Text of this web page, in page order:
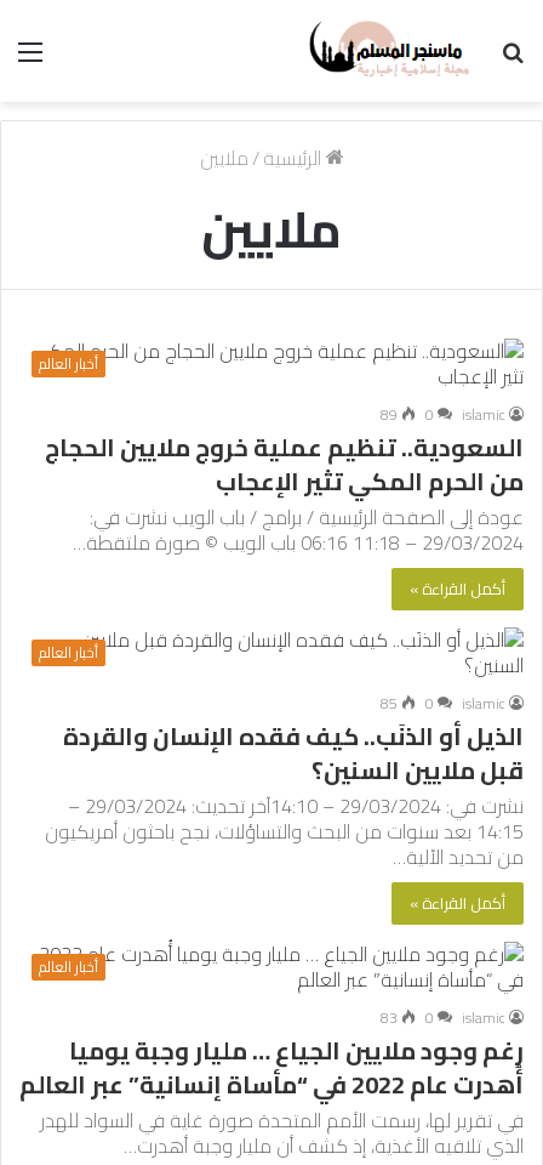
الرئيسية/ملايين
ملايين
أخبار العالم
islamic
0
89
السعودية.. تنظيم عملية خروج ملايين الحجاج
من الحرم المكي تثير الإعجاب
عودة إلى الصفحة الرئيسية / برامج / باب الويب نشرت في:
29/03/2024 – 11:18 06:16 باب الويب © صورة ملتقطة…
أكمل القراءة »
أخبار العالم
islamic
0
85
الذيل أو الذنَب.. كيف فقده الإنسان والقردة
قبل ملايين السنين؟
نشرت في: 29/03/2024 – 14:10آخر تحديث: 29/03/2024 –
14:15 بعد سنوات من البحث والتساؤلات، نجح باحثون أمريكيون
من تحديد الآلية…
أكمل القراءة »
أخبار العالم
islamic
0
83
رغم وجود ملايين الجياع … مليار وجبة يوميا
أُهدرت عام 2022 في “مأساة إنسانية” عبر العالم
في تقرير لها، رسمت الأمم المتحدة صورة غاية في السواد للهدر
الذي تلاقيه الأغذية، إذ كشف أن مليار وجبة أهدرت…